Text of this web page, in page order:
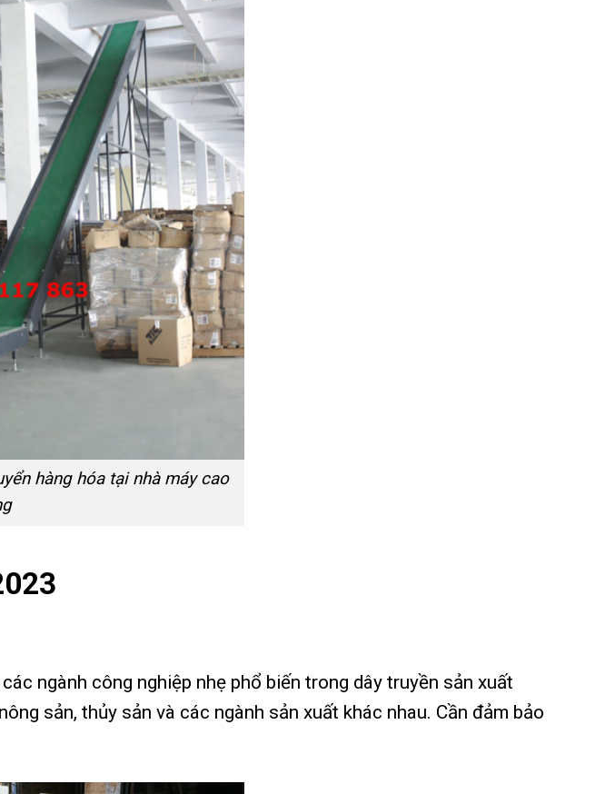
hàng hóa tại nhà máy cao
ngành công nghiệp nhẹ phổ biến trong dây truyền sản xuất
sản, thủy sản và các ngành sản xuất khác nhau. Cần đảm bảo